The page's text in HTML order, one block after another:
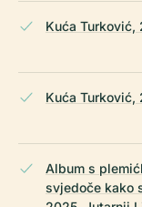
Kuća Turković,
Kuća Turković,
Album s
svjedoče kako